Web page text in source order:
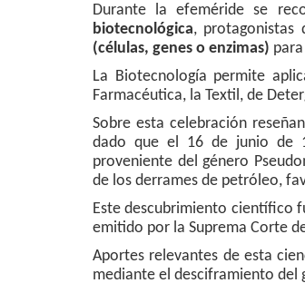
Durante la efeméride se
biotecnológica, protagonistas
(células, genes o enzimas)
La Biotecnología permite
Farmacéutica, la Textil, de
Sobre esta celebración
dado que el 16 de junio de
proveniente del género
de los derrames de petróleo,
Este descubrimiento científico
emitido por la Suprema Corte
Aportes relevantes de esta
mediante el desciframiento del